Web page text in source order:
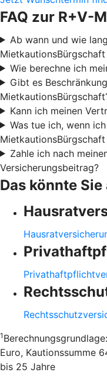
FAQ zur R+V-
Ab wann und wie
Wie berechne ich
Gibt es
Kann ich meinen
Was tue ich, wenn
Zahle ich nach
Versicherungsbeitrag?
Das könnte
1
Euro, Kautionssumme
bis 25 Jahre